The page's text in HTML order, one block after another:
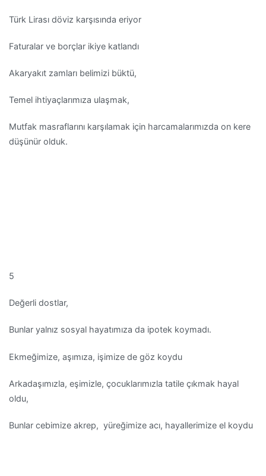
Türk Lirası döviz karşısında eriyor
Faturalar ve borçlar ikiye katlandı
Akaryakıt zamları belimizi büktü,
Temel ihtiyaçlarımıza ulaşmak,
Mutfak masraflarını karşılamak için harcamalarımızda on kere
düşünür olduk.
5
Değerli dostlar,
Bunlar yalnız sosyal hayatımıza da ipotek koymadı.
Ekmeğimize, aşımıza, işimize de göz koydu
Arkadaşımızla, eşimizle, çocuklarımızla tatile çıkmak hayal
oldu,
Bunlar cebimize akrep, yüreğimize acı, hayallerimize el koydu